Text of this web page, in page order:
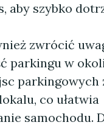
aby szybko
zwrócić
parkingu w
parkingowych
co ułatwia
samochodu.